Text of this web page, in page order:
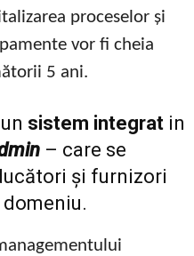
proceselor și
vor fi cheia
5 ani.
sistem integrat in
– care se
și furnizori